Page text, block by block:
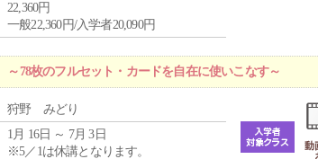
22,360円
一般22,360円/入学者20,090円
78枚のフルセット・カードを自在に使いこなす～
狩野 みどり
1月 16日 ～ 7月 3日
※5／1は休講となります。